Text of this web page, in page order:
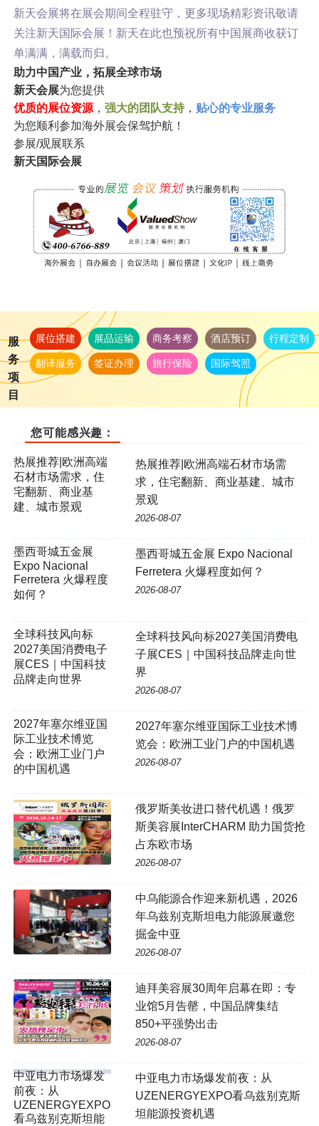
新天会展将在展会期间全程驻守，更多现场精彩资讯敬请
关注新天国际会展！新天在此也预祝所有中国展商收获订
单满满，满载而归。
助力中国产业，拓展全球市场
新天会展为您提供
优质的展位资源， 强大的团队支持， 贴心的专业服务
为您顺利参加海外展会保驾护航！
参展/观展联系
新天国际会展
服
务
项
目
展位搭建 展品运输 商务考察 酒店预订 行程定制
翻译服务 签证办理 旅行保险 国际驾照
您可能感兴趣：
热展推荐|欧洲高端石材市场需
求，住宅翻新、商业基建、城市
景观
2026-08-07
墨西哥城五金展 Expo Nacional
Ferretera 火爆程度如何？
2026-08-07
全球科技风向标2027美国消费电
子展CES｜中国科技品牌走向世
界
2026-08-07
2027年塞尔维亚国
际工业技术博览
会：欧洲工业门户
的中国机遇
2027年塞尔维亚国际工业技术博
览会：欧洲工业门户的中国机遇
2026-08-07
俄罗斯美妆进口替代机遇！俄罗
斯美容展InterCHARM 助力国货抢
占东欧市场
2026-08-07
中乌能源合作迎来新机遇，2026
年乌兹别克斯坦电力能源展邀您
掘金中亚
2026-08-07
迪拜美容展30周年启幕在即：专
业馆5月告罄，中国品牌集结
850+平强势出击
2026-08-07
中亚电力市场爆发前夜：从
UZENERGYEXPO看乌兹别克斯
坦能源投资机遇